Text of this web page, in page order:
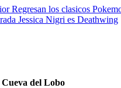
Regresan los clasicos
Jessica Nigri es Deathwing
del Lobo